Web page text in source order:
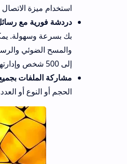
استخدام ميزة الاتصال الهاتفي
دردشة فورية مع رسائل نصية وصوتية:
بك بسرعة وسهولة. يمكنك أيضًا إرسال
والمسح الضوئي والرسومات
مشاركة الملفات بجميع أنواعها دون حدود
الحجم أو النوع أو العدد. يمكنك